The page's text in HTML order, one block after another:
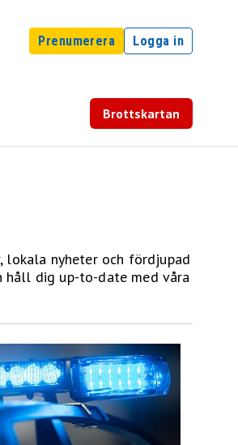
Prenumerera Logga in
Brottskartan
lokala nyheter och fördjupad
håll dig up-to-date med våra